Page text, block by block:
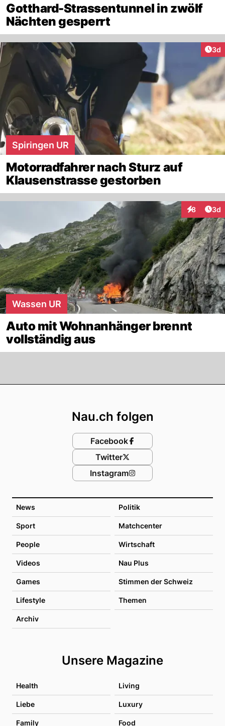
Gotthard-Strassentunnel in zwölf
Nächten gesperrt
3d
Spiringen UR
Motorradfahrer nach Sturz auf
Klausenstrasse gestorben
8 3d
Wassen UR
Auto mit Wohnanhänger brennt
vollständig aus
News Politik
Sport Matchcenter
People Wirtschaft
Videos Nau Plus
Games Stimmen der Schweiz
Lifestyle Themen
Archiv
Unsere Magazine
Health Living
Liebe Luxury
Family Food
Nau.ch folgen
Facebook
Twitter
Instagram